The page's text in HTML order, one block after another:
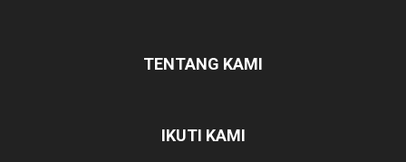
TENTANG KAMI
IKUTI KAMI